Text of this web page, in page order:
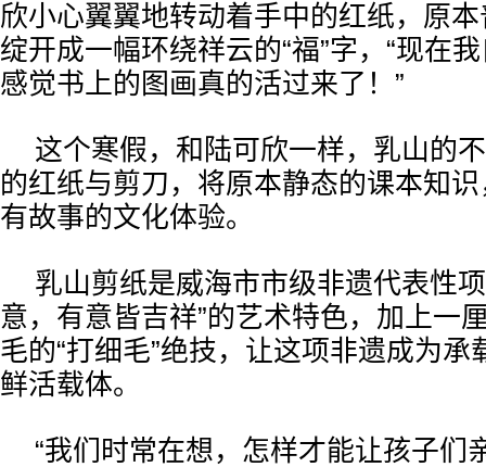
欣小心翼翼地转动着手中的红纸，原
绽开成一幅环绕祥云的“福”字，“现在
感觉书上的图画真的活过来了！”
这个寒假，和陆可欣一样，乳山的
的红纸与剪刀，将原本静态的课本知
有故事的文化体验。
乳山剪纸是威海市市级非遗代表性
意，有意皆吉祥”的艺术特色，加上一
毛的“打细毛”绝技，让这项非遗成为承
鲜活载体。
“我们时常在想，怎样才能让孩子们